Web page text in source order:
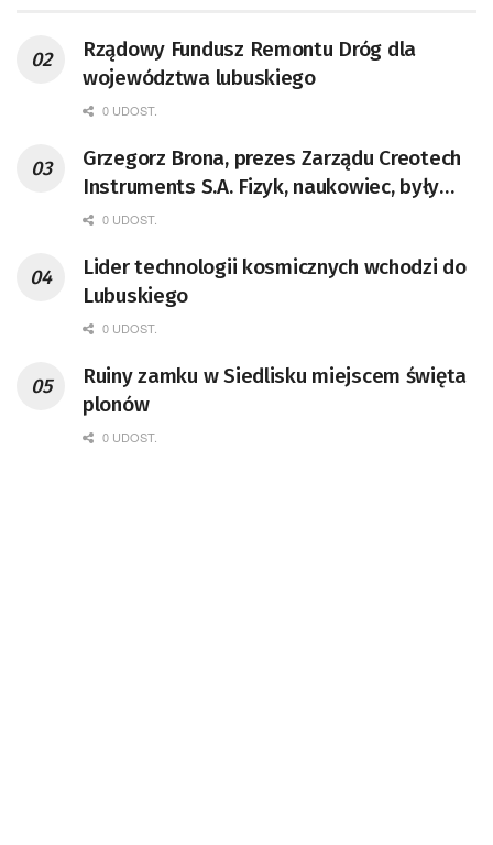
Rządowy Fundusz Remontu Dróg dla
województwa lubuskiego
0 UDOST.
Grzegorz Brona, prezes Zarządu Creotech
Instruments S.A. Fizyk, naukowiec, były
pracownik CERN w Genewie,
doktor habilitowany nauk fizycznych,
koordynator Rady Sektorowej ds.
Kompetencji Przemysłu Lotniczo-
Badań Kosmicznych i Satelitarnych PAN.
0 UDOST.
Lider technologii kosmicznych wchodzi do
Lubuskiego
0 UDOST.
Ruiny zamku w Siedlisku miejscem święta
plonów
0 UDOST.